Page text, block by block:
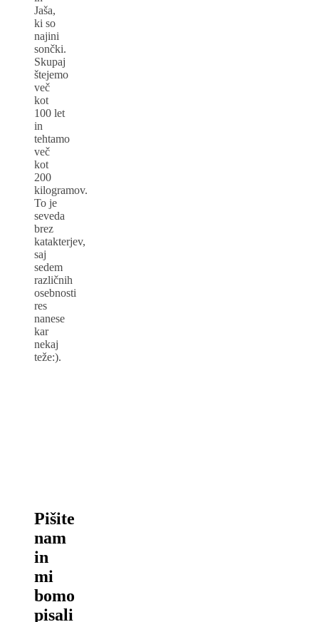
Jaša,
ki so
najini
sončki.
Skupaj
štejemo
več
kot
100 let
in
tehtamo
več
kot
200
kilogramov.
To je
seveda
brez
katakterjev,
saj
sedem
različnih
osebnosti
res
nanese
kar
nekaj
teže:).
Pišite
nam
in
mi
bomo
pisali